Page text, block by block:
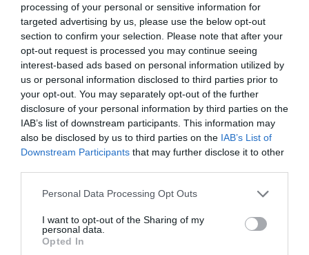
processing of your personal or sensitive information for
targeted advertising by us, please use the below opt-out
section to confirm your selection. Please note that after your
opt-out request is processed you may continue seeing
interest-based ads based on personal information utilized by
us or personal information disclosed to third parties prior to
your opt-out. You may separately opt-out of the further
disclosure of your personal information by third parties on the
IAB’s list of downstream participants. This information may
also be disclosed by us to third parties on the IAB’s List of
Downstream Participants that may further disclose it to other
Please note that this website/app uses one or more Google
not limited to your visit or usage behaviour. You may click to
grant or deny consent to Google and its third-party tags to
use your data for below specified purposes in below Google
Personal Data Processing Opt Outs
I want to opt-out of the Sharing of my
personal data.
Opted In
modernizálást, fejlesztéseket, amelyekre nem sok forrás jutott és a
bankhitelek magas kamatai, a mezőgazdaság alulértékelt szerepe
is hátráltatta az átütő fejlesztések megjelenését.
Így számolható fel az importfüggőség
Mára felépült 3-5 modernnek mondható gombafarm és a
különösen hatékony holland technológiákat még továbbfejleszteni
is képesek voltunk vállalkozásunknál, ócsai telephelyünkön,
amelyet minden érdeklődőnek be tudunk mutatni. A 2008-as évtől
kezdődően indítottuk el a modern, felszíni gombatermesztést,
amely már a laska- és csiperkegomba esetében is a legmodernebb
termesztés, valamint a megépült néhány új gombaház azonban
nem tudott, illetve nem tud lépést tartani a még nagyobb